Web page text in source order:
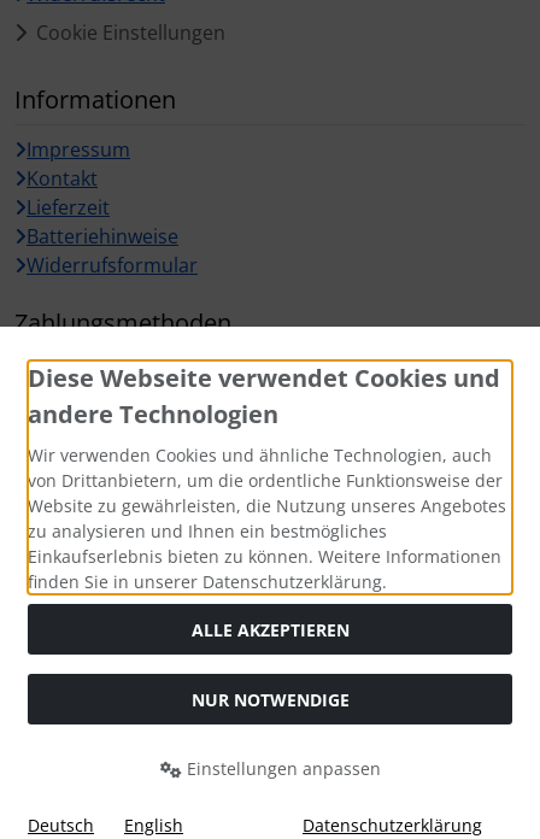
Cookie Einstellungen
Informationen
Impressum
Kontakt
Lieferzeit
Batteriehinweise
Widerrufsformular
Zahlungsmethoden
Widerrufsbutton
Alle Preise inkl. gesetzl. MwSt. zzgl.Versandkosten
durchgestrichenen Preise entsprechen dem bisherigen Preis
ARZ-Tuning © 2026 | Template © 2026 by Karl
ialla eCommerce Shopsoftware © 2006-2026
Diese Webseite verwendet Cookies und
andere Technologien
Wir verwenden Cookies und ähnliche Technologien, auch
von Drittanbietern, um die ordentliche Funktionsweise der
Website zu gewährleisten, die Nutzung unseres Angebotes
zu analysieren und Ihnen ein bestmögliches
Einkaufserlebnis bieten zu können. Weitere Informationen
finden Sie in unserer Datenschutzerklärung.
ALLE AKZEPTIEREN
NUR NOTWENDIGE
Einstellungen anpassen
Deutsch English Datenschutzerklärung